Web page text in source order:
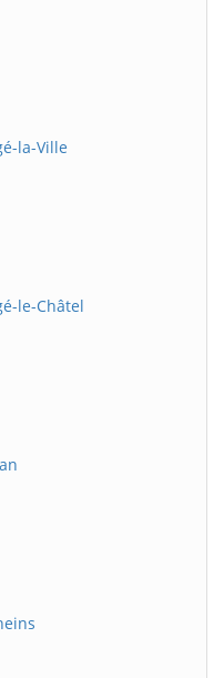
la-Ville
le-Châtel